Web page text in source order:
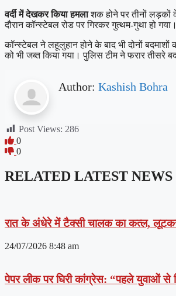
वर्दी में देखकर किया हमलाशक होने पर तीनों लड़कों
दौरान कॉन्स्टेबल रोड पर गिरकर गुत्थम-गुथा हो
कॉन्स्टेबल ने लहूलुहान होने के बाद भी दोनों
को भी जब्त किया गया। पुलिस टीम ने फरार तीसरे
Author: Kashish Bohra
Post Views: 286
0
0
RELATED LATEST NEWS
रात के अंधेरे में टैक्सी चालक का कत्ल,
24/07/2026 8:48 am
पेपर लीक पर घिरी कांग्रेस: “पहले युवाओं से